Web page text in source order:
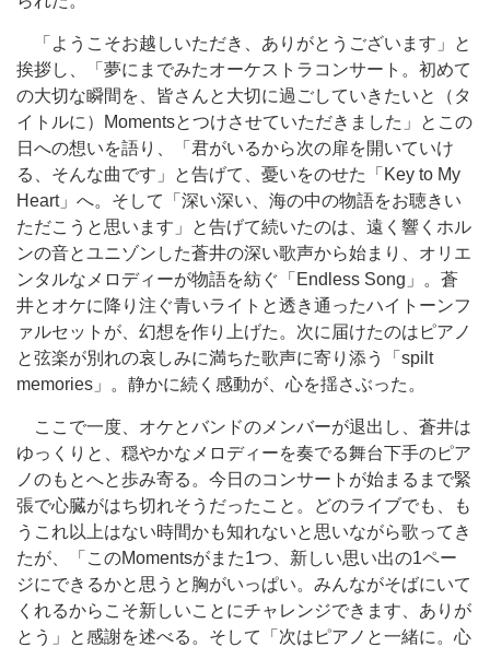
「ようこそお越しいただき、ありがとうございます」と
挨拶し、「夢にまでみたオーケストラコンサート。初めて
の大切な瞬間を、皆さんと大切に過ごしていきたいと（タ
イトルに）Momentsとつけさせていただきました」とこの
日への想いを語り、「君がいるから次の扉を開いていけ
る、そんな曲です」と告げて、憂いをのせた「Key to My
Heart」へ。そして「深い深い、海の中の物語をお聴きい
ただこうと思います」と告げて続いたのは、遠く響くホル
ンの音とユニゾンした蒼井の深い歌声から始まり、オリエ
ンタルなメロディーが物語を紡ぐ「Endless Song」。蒼
井とオケに降り注ぐ青いライトと透き通ったハイトーンフ
ァルセットが、幻想を作り上げた。次に届けたのはピアノ
と弦楽が別れの哀しみに満ちた歌声に寄り添う「spilt
memories」。静かに続く感動が、心を揺さぶった。
ここで一度、オケとバンドのメンバーが退出し、蒼井は
ゆっくりと、穏やかなメロディーを奏でる舞台下手のピア
ノのもとへと歩み寄る。今日のコンサートが始まるまで緊
張で心臓がはち切れそうだったこと。どのライブでも、も
うこれ以上はない時間かも知れないと思いながら歌ってき
たが、「このMomentsがまた1つ、新しい思い出の1ペー
ジにできるかと思うと胸がいっぱい。みんながそばにいて
くれるからこそ新しいことにチャレンジできます、ありが
とう」と感謝を述べる。そして「次はピアノと一緒に。心